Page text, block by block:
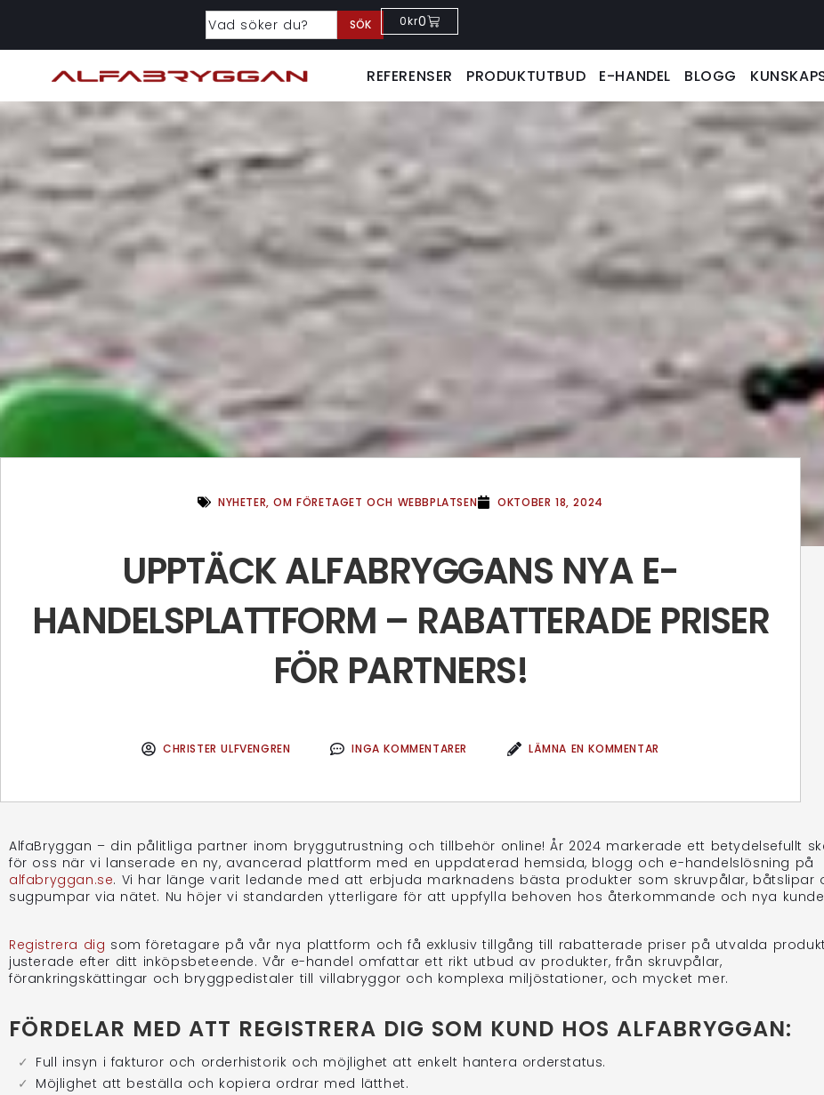
SÖK 0kr0
REFERENSER PRODUKTUTBUD E-HANDEL BLOGG
NYHETER,OM FÖRETAGET OCH WEBBPLATSEN OKTOBER 18, 2024
UPPTÄCK ALFABRYGGANS NYA E-
HANDELSPLATTFORM – RABATTERADE PRISER
FÖR PARTNERS!
CHRISTER ULFVENGREN INGA KOMMENTARER LÄMNA EN KOMMENTAR
AlfaBryggan – din pålitliga partner inom bryggutrustning och tillbehör online! År 2024 markerade ett betydelsefullt
för oss när vi lanserade en ny, avancerad plattform med en uppdaterad hemsida, blogg och e-handelslösning på
alfabryggan.se. Vi har länge varit ledande med att erbjuda marknadens bästa produkter som skruvpålar, båtslipar
sugpumpar via nätet. Nu höjer vi standarden ytterligare för att uppfylla behoven hos återkommande och nya
Registrera dig som företagare på vår nya plattform och få exklusiv tillgång till rabatterade priser på utvalda
justerade efter ditt inköpsbeteende. Vår e-handel omfattar ett rikt utbud av produkter, från skruvpålar,
förankringskättingar och bryggpedistaler till villabryggor och komplexa miljöstationer, och mycket mer.
FÖRDELAR MED ATT REGISTRERA DIG SOM KUND HOS ALFABRYGGAN:
Full insyn i fakturor och orderhistorik och möjlighet att enkelt hantera orderstatus.
Möjlighet att beställa och kopiera ordrar med lätthet.